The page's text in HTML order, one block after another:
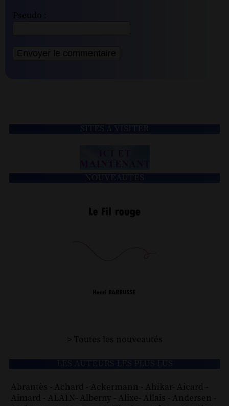
Pseudo :
> Toutes les nouveautés
Abrantès - Achard - Ackermann - Ahikar- Aicard -
Aimard - ALAIN- Alberny - Alixe- Allais - Andersen -